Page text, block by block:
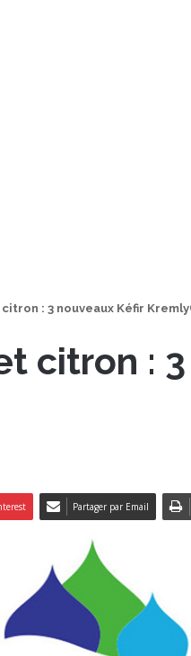
: 3 nouveaux Kéfir
citron :
Partager par Email